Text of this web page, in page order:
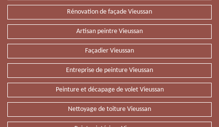
Rénovation de façade Vieussan
Artisan peintre Vieussan
Façadier Vieussan
Entreprise de peinture Vieussan
Peinture et décapage de volet Vieussan
Nettoyage de toiture Vieussan